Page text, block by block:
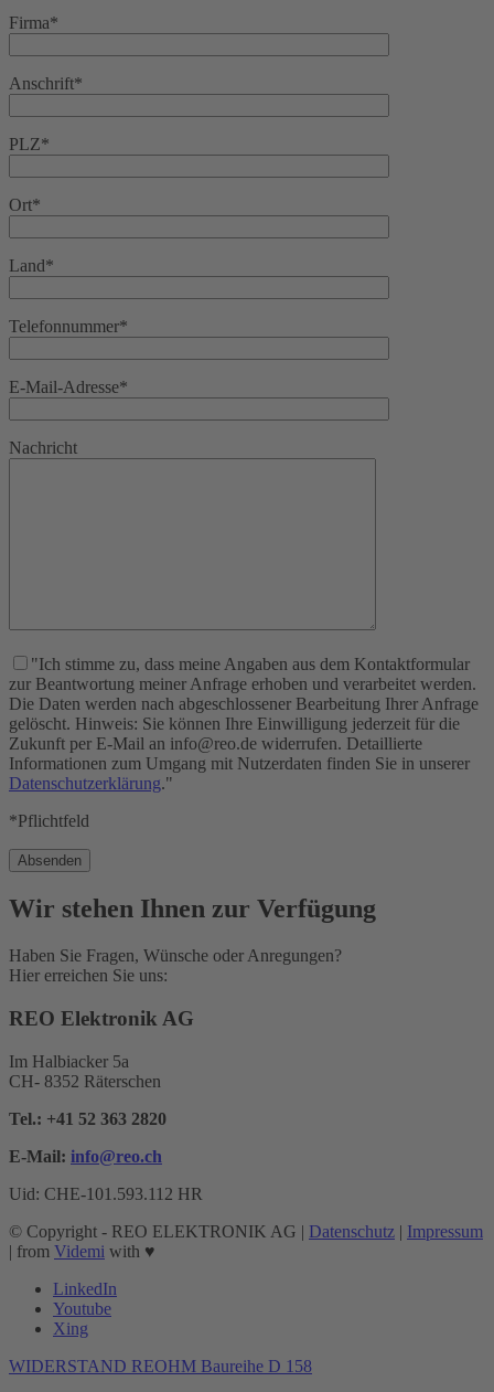
Firma*
Anschrift*
PLZ*
Ort*
Land*
Telefonnummer*
E-Mail-Adresse*
Nachricht
"Ich stimme zu, dass meine Angaben aus dem Kontaktformular
zur Beantwortung meiner Anfrage erhoben und verarbeitet werden.
Die Daten werden nach abgeschlossener Bearbeitung Ihrer Anfrage
gelöscht. Hinweis: Sie können Ihre Einwilligung jederzeit für die
Zukunft per E-Mail an info@reo.de widerrufen. Detaillierte
Informationen zum Umgang mit Nutzerdaten finden Sie in unserer
Datenschutzerklärung."
*Pflichtfeld
Wir stehen Ihnen zur Verfügung
Haben Sie Fragen, Wünsche oder Anregungen?
Hier erreichen Sie uns:
REO Elektronik AG
Im Halbiacker 5a
CH- 8352 Räterschen
Tel.: +41 52 363 2820
E-Mail: info@reo.ch
Uid: CHE-101.593.112 HR
© Copyright - REO ELEKTRONIK AG | Datenschutz | Impressum
| from Videmi with ♥︎
LinkedIn
Youtube
Xing
WIDERSTAND REOHM Baureihe D 158